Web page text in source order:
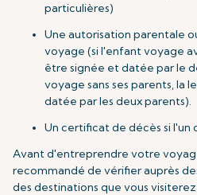
particulières)
Une autorisation parentale
voyage (si l'enfant voyage
être signée et datée par le
voyage sans ses parents, la
datée par les deux parents).
Un certificat de décès si l'un
Avant d'entreprendre votre
recommandé de vérifier auprès
des destinations que vous